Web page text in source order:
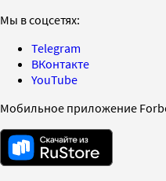
Мы в соцсетях:
Telegram
ВКонтакте
YouTube
Мобильное приложение